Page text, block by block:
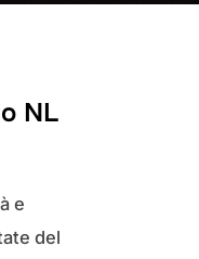
NL
e
del